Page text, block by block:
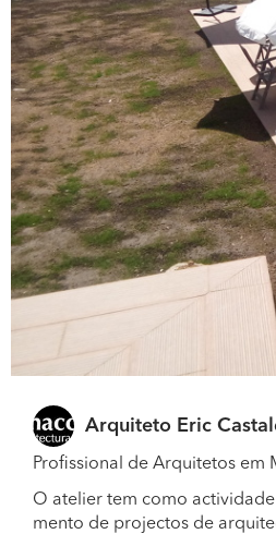
Arquiteto Eric
Profissional de Arquitetos em
O atelier tem como
mento de projectos de